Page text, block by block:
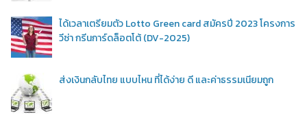
ได้เวลาเตรียมตัว Lotto Green card สมัครปี 2023 โครงการ
วีซ่า กรีนการ์ดล็อตโต้ (DV-2025)
ส่งเงินกลับไทย แบบไหน ที่ได้ง่าย ดี และค่าธรรมเนียมถูก